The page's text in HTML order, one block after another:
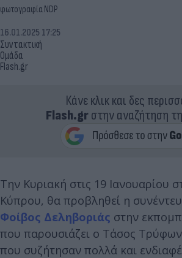
φωτογραφία NDP
Συντακτική
Ομάδα
Flash.gr
16.01.2025 17:25
Κάνε κλικ και δες
Flash.grστην αναζήτηση
Την Κυριακή στις 19 Ιανουαρίου
Κύπρου, θα προβληθεί η
Φοίβος Δεληβοριάς στην
που παρουσιάζει ο Τάσος
που συζήτησαν πολλά και